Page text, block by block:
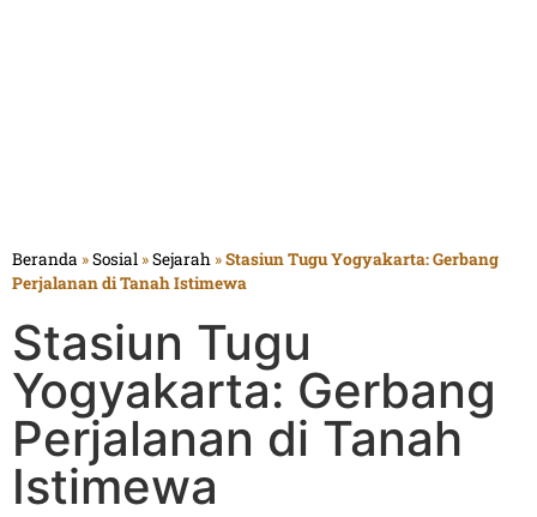
Beranda »Sosial »Sejarah »Stasiun Tugu Yogyakarta: Gerbang
Perjalanan di Tanah Istimewa
Stasiun Tugu
Yogyakarta: Gerbang
Perjalanan di Tanah
Istimewa